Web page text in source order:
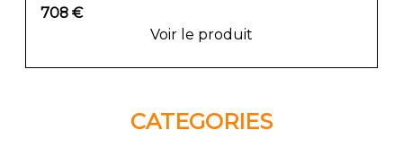
708 €
Voir le produit
CATEGORIES